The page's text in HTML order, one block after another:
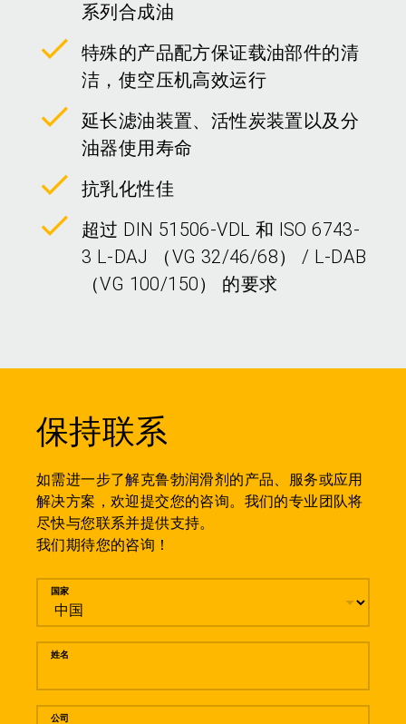
系列合成油
特殊的产品配方保证载油部件的清
洁，使空压机高效运行
延长滤油装置、活性炭装置以及分
油器使用寿命
抗乳化性佳
超过 DIN 51506-VDL 和 ISO 6743-
3 L-DAJ （VG 32/46/68） / L-DAB
（VG 100/150） 的要求
保持联系
如需进一步了解克鲁勃润滑剂的产品、服务或应用
解决方案，欢迎提交您的咨询。我们的专业团队将
尽快与您联系并提供支持。
我们期待您的咨询！
留言
国家
姓名
公司